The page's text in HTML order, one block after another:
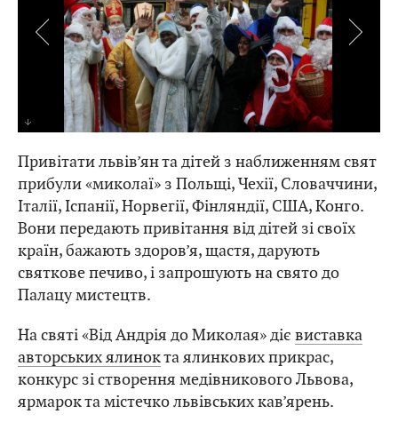
Привітати львів’ян та дітей з наближенням свят
прибули «миколаї» з Польщі, Чехії, Словаччини,
Італії, Іспанії, Норвегії, Фінляндії, США, Конго.
Вони передають привітання від дітей зі своїх
країн, бажають здоров’я, щастя, дарують
святкове печиво, і запрошують на свято до
Палацу мистецтв.
На святі «Від Андрія до Миколая» діє виставка
авторських ялинокта ялинкових прикрас,
конкурс зі створення медівникового Львова,
ярмарок та містечко львівських кав’ярень.